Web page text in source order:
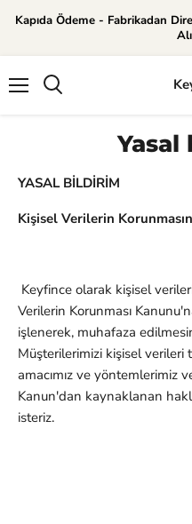
Kapıda Ödeme - Fabrikadan
YASAL BİLDİRİM
Kişisel Verilerin
Keyfince olarak kişisel
Verilerin Korunması
işlenerek, muhafaza
Müşterilerimizi kişisel verileri
amacımız ve yöntemlerimiz
Kanun'dan kaynaklanan
isteriz.